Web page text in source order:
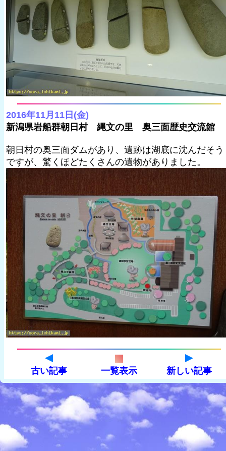
2016年11月11日(金)
新潟県岩船群朝日村 縄文の里 奥三面歴史交流館
朝日村の奥三面ダムがあり、遺跡は湖底に沈んだそう
ですが、驚くほどたくさんの遺物がありました。
古い記事 一覧表示 新しい記事